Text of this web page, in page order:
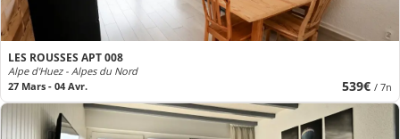
LES ROUSSES APT 008
Alpe d'Huez - Alpes du Nord
27 Mars - 04 Avr.
539€ / 7n